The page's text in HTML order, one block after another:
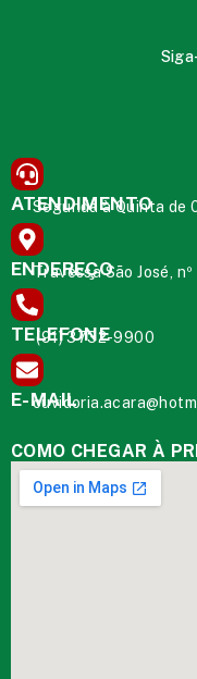
ATENDIMENTO
Segunda à Quinta de
ENDEREÇO
Travessa São José,
TELEFONE
(91) 3732-9900
E-MAIL
COMO CHEGAR À